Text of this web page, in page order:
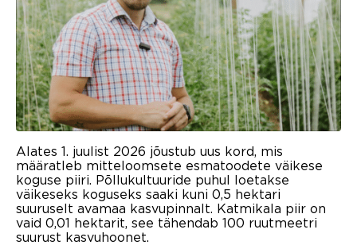
Alates 1. juulist 2026 jõustub uus kord, mis
määratleb mitteloomsete esmatoodete väikese
koguse piiri. Põllukultuuride puhul loetakse
väikeseks koguseks saaki kuni 0,5 hektari
suuruselt avamaa kasvupinnalt. Katmikala piir on
vaid 0,01 hektarit, see tähendab 100 ruutmeetri
suurust kasvuhoonet.